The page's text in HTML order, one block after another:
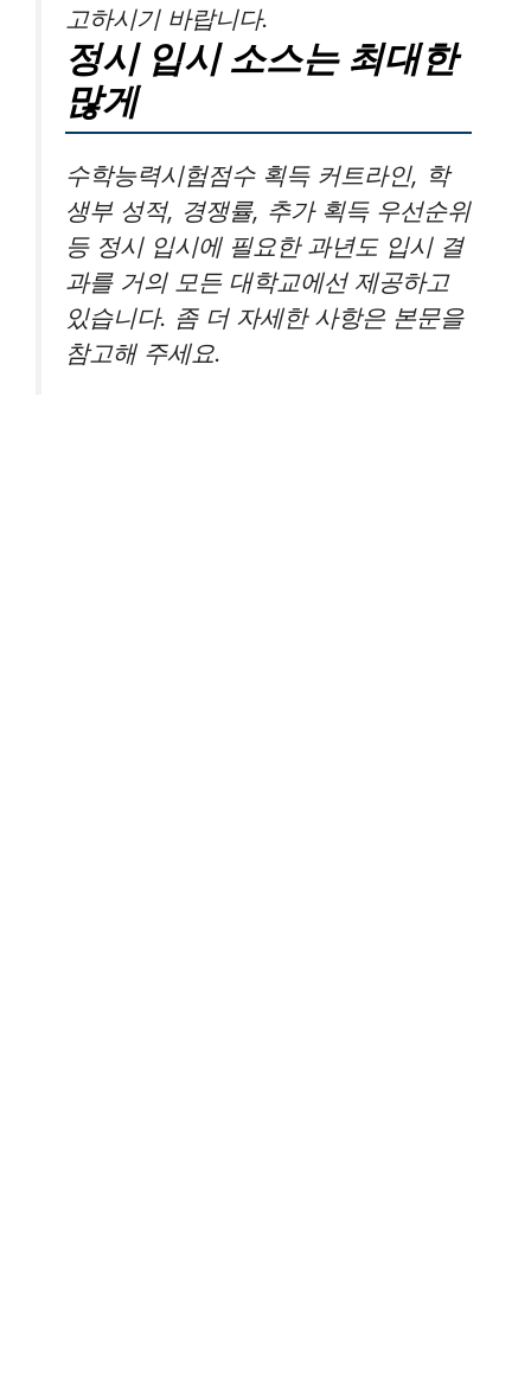
고하시기 바랍니다.
정시 입시 소스는 최대한
많게
수학능력시험점수 획득 커트라인, 학
생부 성적, 경쟁률, 추가 획득 우선순위
등 정시 입시에 필요한 과년도 입시 결
과를 거의 모든 대학교에선 제공하고
있습니다. 좀 더 자세한 사항은 본문을
참고해 주세요.